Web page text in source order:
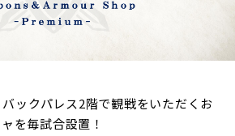
ついて
ックパレス2階で観戦をいただくお
を毎試合設置！